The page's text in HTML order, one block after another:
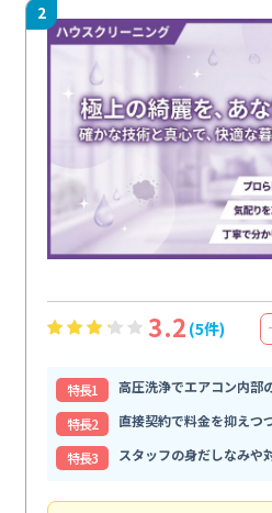
2
3.2 (5件)
特⻑1
高圧洗浄でエアコン内部
特⻑2
直接契約で料金を抑えつ
特⻑3
スタッフの身だしなみや